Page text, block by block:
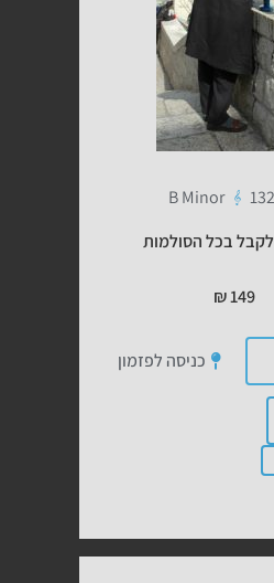
132
B Minor
בכל הסולמות
₪149
כניסה לפזמון